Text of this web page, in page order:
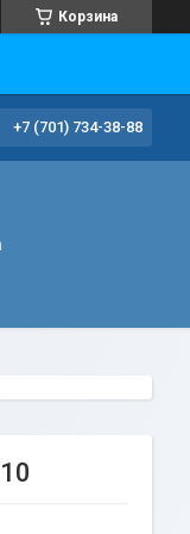
Корзина
+7 (701) 734-38-88